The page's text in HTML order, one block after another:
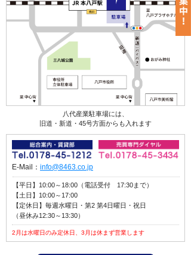
八代産業駐車場には、
旧道・新道・45号方面からも入れます
E-Mail： info@8463.co.jp
【平日】10:00～18:00（電話受付 17:30まで）
【土日】10:00～17:00
【定休日】毎週水曜日・第2 第4日曜日・祝日
（昼休み12:30～13:30）
2月は水曜日のみ定休日、3月は休まず営業します